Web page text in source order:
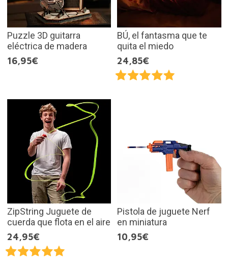
Puzzle 3D guitarra
eléctrica de madera
16,95€
BÚ, el fantasma que te
quita el miedo
24,85€
ZipString Juguete de
cuerda que flota en el aire
24,95€
Pistola de juguete Nerf
en miniatura
10,95€